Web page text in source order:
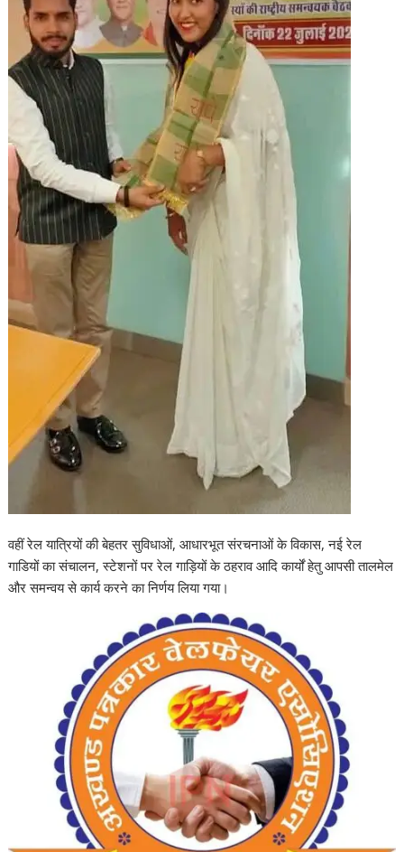
वहीं रेल यात्रियों की बेहतर सुविधाओं, आधारभूत संरचनाओं के विकास, नई रेल
गाडियों का संचालन, स्टेशनों पर रेल गाड़ियों के ठहराव आदि कार्यों हेतु आपसी तालमेल
और समन्वय से कार्य करने का निर्णय लिया गया।